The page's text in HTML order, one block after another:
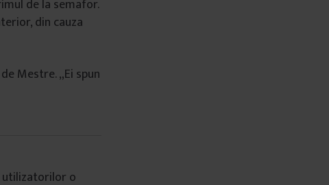
de la semafor.
din cauza
Mestre. „Ei spun
utilizatorilor o